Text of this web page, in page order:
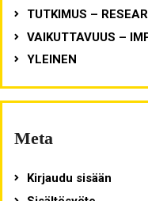
TUTKIMUS –
VAIKUTTAVUUS –
YLEINEN
Meta
Kirjaudu sisään